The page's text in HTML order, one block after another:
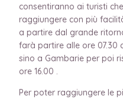
consentiranno ai turisti
raggiungere con più
a partire dal grande
farà partire alle ore 07.30
sino a Gambarie per poi
ore 16.00 .
Per poter raggiungere le